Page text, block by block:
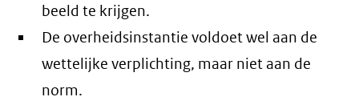
beeld te krijgen.
De overheidsinstantie voldoet wel aan de
wettelijke verplichting, maar niet aan de
norm.